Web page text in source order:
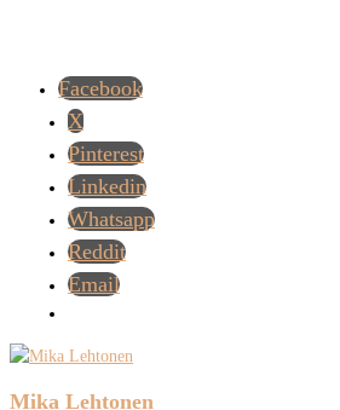
Facebook
X
Pinterest
Linkedin
Whatsapp
Reddit
Email
Mika Lehtonen